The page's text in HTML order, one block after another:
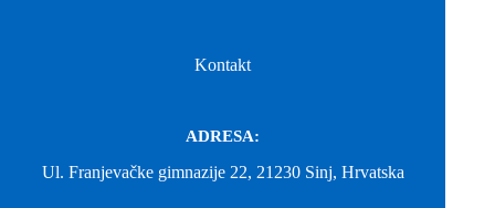
Kontakt
ADRESA:
Ul. Franjevačke gimnazije 22, 21230 Sinj, Hrvatska